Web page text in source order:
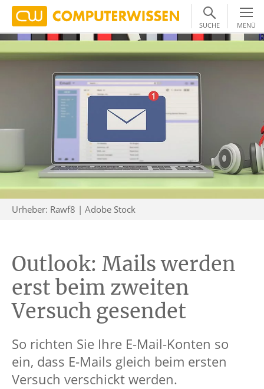
SUCHE MENÜ
Urheber: Rawf8 | Adobe Stock
Outlook: Mails werden
erst beim zweiten
Versuch gesendet
So richten Sie Ihre E-Mail-Konten so
ein, dass E-Mails gleich beim ersten
Versuch verschickt werden.